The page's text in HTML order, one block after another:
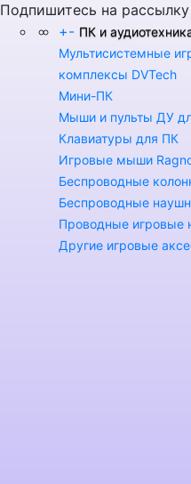
Подпишитесь на рассылку
+- ПК и
Мультисистемные
комплексы DVTech
Мини-ПК
Мыши и пульты ДУ
Клавиатуры для ПК
Игровые мыши
Беспроводные
Беспроводные
Проводные игровые
Другие игровые